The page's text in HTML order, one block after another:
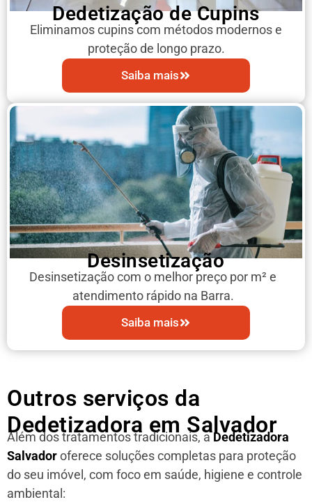
Dedetização de Cupins
Eliminamos cupins com métodos modernos e
proteção de longo prazo.
Saiba mais
Desinsetização
Desinsetização com o melhor preço por m² e
atendimento rápido na Barra.
Saiba mais
Outros serviços da
Dedetizadora em Salvador
Além dos tratamentos tradicionais, aDedetizadora
Salvadoroferece soluções completas para proteção
do seu imóvel, com foco em saúde, higiene e controle
ambiental: